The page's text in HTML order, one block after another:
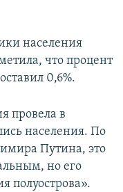
населения
что процент
0,6%.
провела в
населения. По
Путина, это
но его
полуострова».